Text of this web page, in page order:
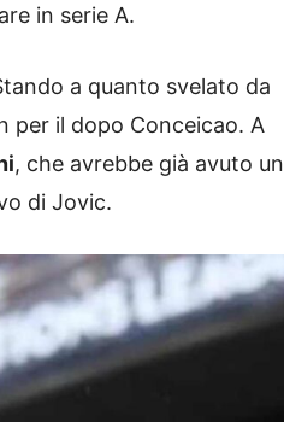
in serie A.
a quanto svelato da
per il dopo Conceicao. A
, che avrebbe già avuto un
di Jovic.